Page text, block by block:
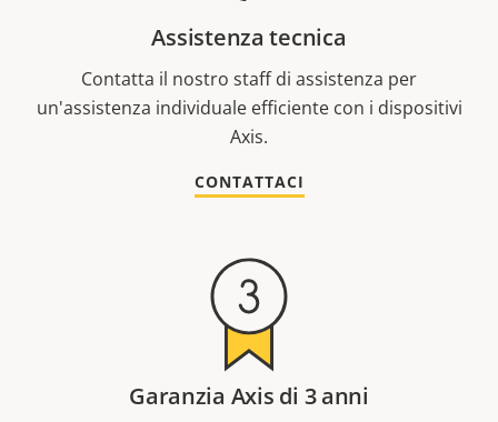
Assistenza tecnica
Contatta il nostro staff di assistenza per
un'assistenza individuale efficiente con i dispositivi
Axis.
CONTATTACI
Garanzia Axis di 3 anni